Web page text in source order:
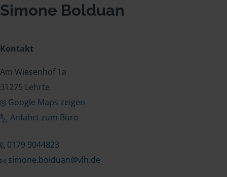
Simone Bolduan
Kontakt
Am Wiesenhof 1a
31275 Lehrte
Google Maps zeigen
Anfahrt zum Büro
0179 9044823
simone.bolduan@vlh.de